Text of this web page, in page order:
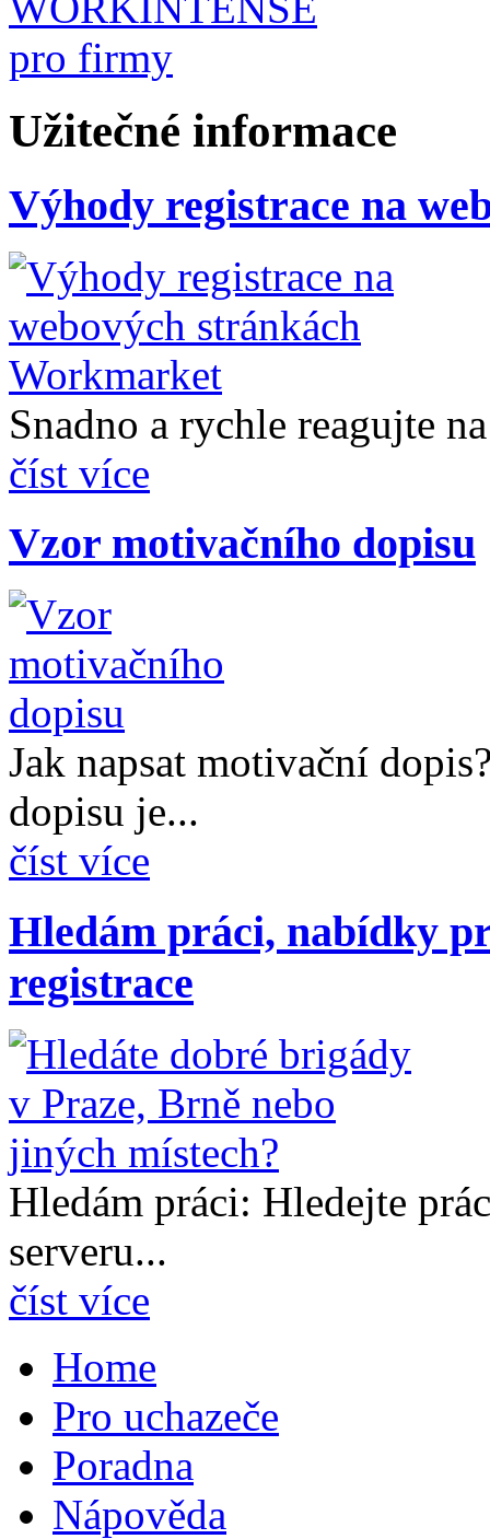
Užitečné informace
Výhody registrace na
Snadno a rychle reagujte
číst více
Vzor motivačního dopisu
Jak napsat motivační
dopisu je...
číst více
Hledám práci, nabídky
registrace
Hledám práci: Hledejte
serveru...
číst více
Home
Pro uchazeče
Poradna
Nápověda